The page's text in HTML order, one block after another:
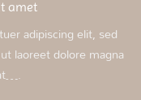
amet
adipiscing elit, sed
laoreet dolore magna